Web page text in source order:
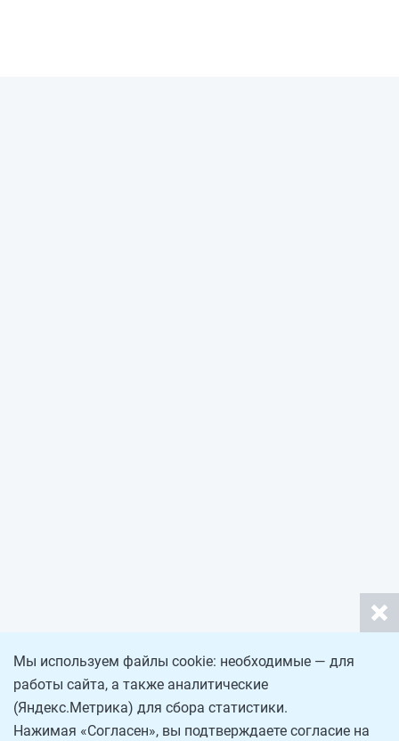
Мы используем файлы cookie: необходимые — для
работы сайта, а также аналитические
(Яндекс.Метрика) для сбора статистики.
Нажимая «Согласен», вы подтверждаете согласие на